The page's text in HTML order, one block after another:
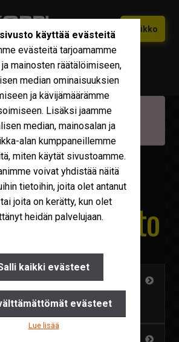
Valikko
kalusto
on valitettavasti jo myyty!
haullavastaavaa.
kuorma-
muu kalusto
Kuorma-autot
käyttää evästeitä
evästeitä tarjoamamme
mainosten räätälöimiseen,
median ominaisuuksien
ja kävijämäärämme
Lisäksi jaamme
median, mainosalan ja
alan kumppaneillemme
miten käytät sivustoamme.
voivat yhdistää näitä
tietoihin, joita olet antanut
joita on kerätty, kun olet
heidän palvelujaan.
kaikki evästeet
evästeet
Lue lisää